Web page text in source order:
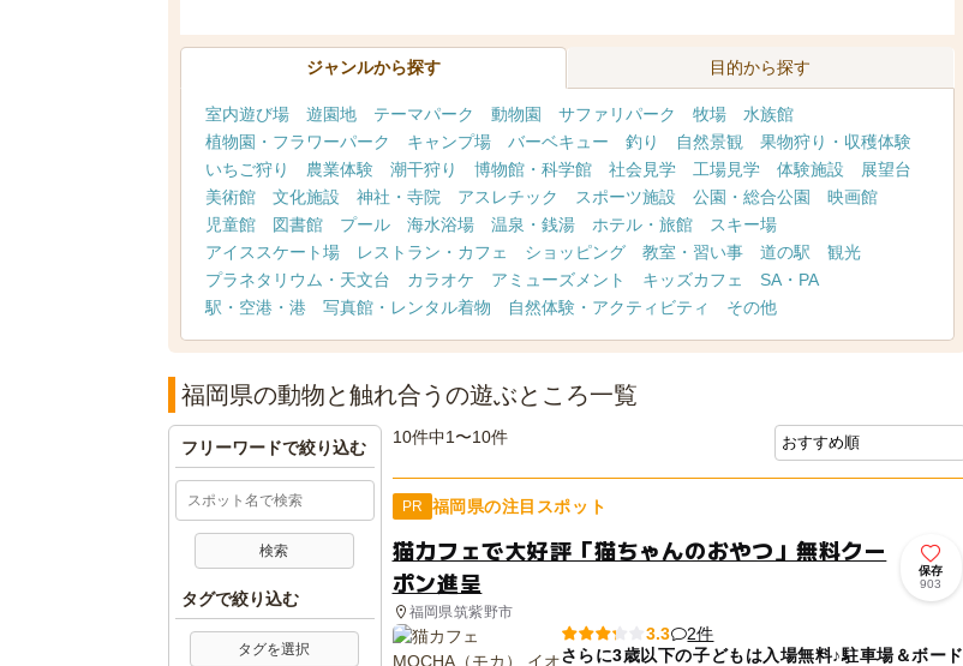
ジャンルから探す 目的から探す
室内遊び場 遊園地 テーマパーク 動物園 サファリパーク 牧場
水族館
植物園・フラワーパーク
キャンプ場 バーベキュー 釣り 自然景観
果物狩り・収穫体験
いちご狩り
農業体験 潮干狩り 博物館・科学館 社会見学 工場見学 体験施設
展望台
美術館
文化施設 神社・寺院 アスレチック スポーツ施設 公園・総合公園
映画館
児童館
図書館 プール 海水浴場 温泉・銭湯 ホテル・旅館
スキー場
アイススケート場
レストラン・カフェ ショッピング 教室・習い事 道の駅
観光
プラネタリウム・天文台
カラオケ アミューズメント キッズカフェ
SA・PA
駅・空港・港
写真館・レンタル着物 自然体験・アクティビティ その他
福岡県の動物と触れ合うの遊ぶところ一覧
10件中1〜10件
PR 福岡県の注目スポット
猫カフェで大好評「猫ちゃんのおやつ」無料クー
ポン進呈
福岡県筑紫野市
保存
903
3.3
2件
さらに3歳以下の子どもは入場無料♪駐車場＆ボード
フリーワードで絞り込む
タグで絞り込む
タグを選択